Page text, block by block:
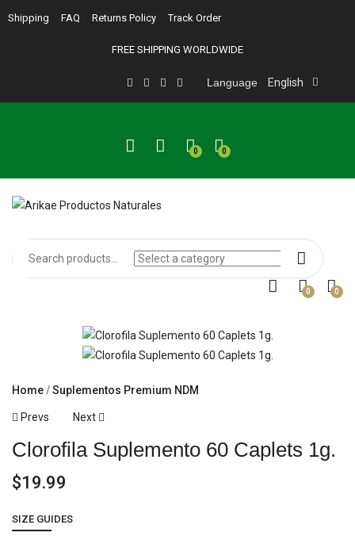
Shipping FAQ Returns Policy Track Order
FREE SHIPPING WORLDWIDE
Language English
0
0
0
0
Home Suplementos Premium NDM
Prevs Next
Clorofila Suplemento 60 Caplets 1g.
$19.99
SIZE GUIDES